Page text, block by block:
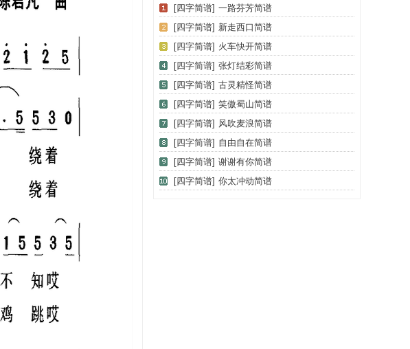
[四字简谱] 一路芬芳简谱
[四字简谱] 新走西口简谱
[四字简谱] 火车快开简谱
[四字简谱] 张灯结彩简谱
[四字简谱] 古灵精怪简谱
[四字简谱] 笑傲蜀山简谱
[四字简谱] 风吹麦浪简谱
[四字简谱] 自由自在简谱
[四字简谱] 谢谢有你简谱
[四字简谱] 你太冲动简谱